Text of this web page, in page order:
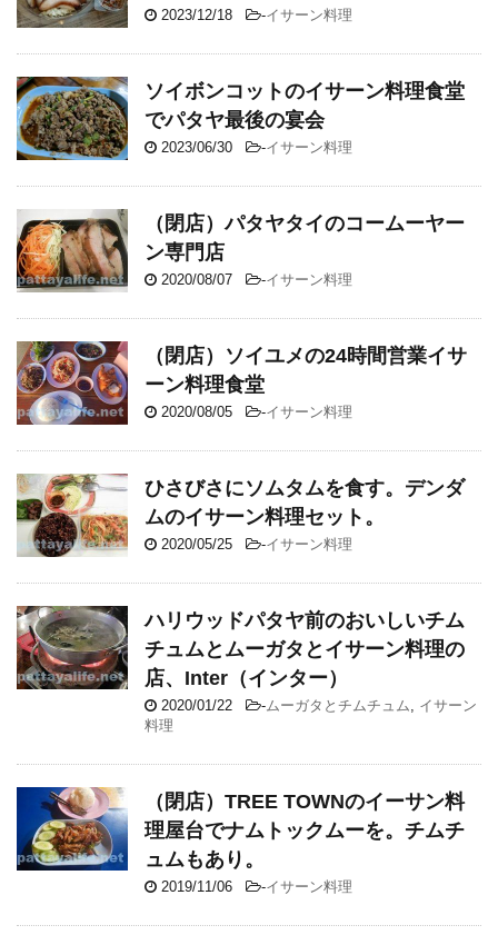
2023/12/18 -イサーン料理
ソイボンコットのイサーン料理食堂
でパタヤ最後の宴会
2023/06/30 -イサーン料理
（閉店）パタヤタイのコームーヤー
ン専門店
2020/08/07 -イサーン料理
（閉店）ソイユメの24時間営業イサ
ーン料理食堂
2020/08/05 -イサーン料理
ひさびさにソムタムを食す。デンダ
ムのイサーン料理セット。
2020/05/25 -イサーン料理
ハリウッドパタヤ前のおいしいチム
チュムとムーガタとイサーン料理の
店、Inter（インター）
2020/01/22 -ムーガタとチムチュム
イサーン
料理
（閉店）TREE TOWNのイーサン料
理屋台でナムトックムーを。チムチ
ュムもあり。
2019/11/06 -イサーン料理